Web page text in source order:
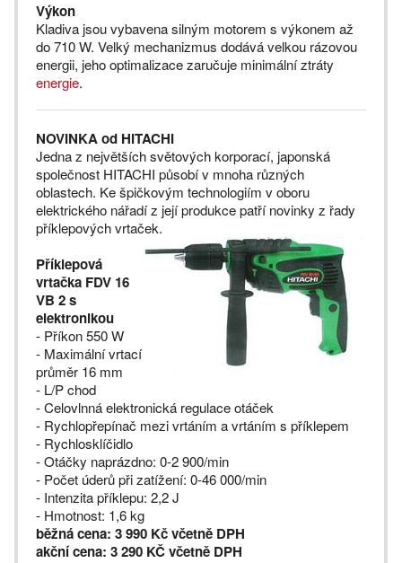
Výkon
Kladiva jsou vybavena silným motorem s výkonem až
do 710 W. Velký mechanizmus dodává velkou rázovou
energii, jeho optimalizace zaručuje minimální ztráty
energie.
NOVINKA od HITACHI
Jedna z největších světových korporací, japonská
společnost HITACHI působí v mnoha různých
oblastech. Ke špičkovým technologiím v oboru
elektrického nářadí z její produkce patří novinky z řady
příklepových vrtaček.
Příklepová
vrtačka FDV 16
VB 2 s
elektronikou
- Příkon 550 W
- Maximální vrtací
průměr 16 mm
- L/P chod
- Celovlnná elektronická regulace otáček
- Rychlopřepínač mezi vrtáním a vrtáním s příklepem
- Rychlosklíčidlo
- Otáčky naprázdno: 0-2 900/min
- Počet úderů při zatížení: 0-46 000/min
- Intenzita příklepu: 2,2 J
- Hmotnost: 1,6 kg
běžná cena: 3 990 Kč včetně DPH
akční cena: 3 290 KČ včetně DPH